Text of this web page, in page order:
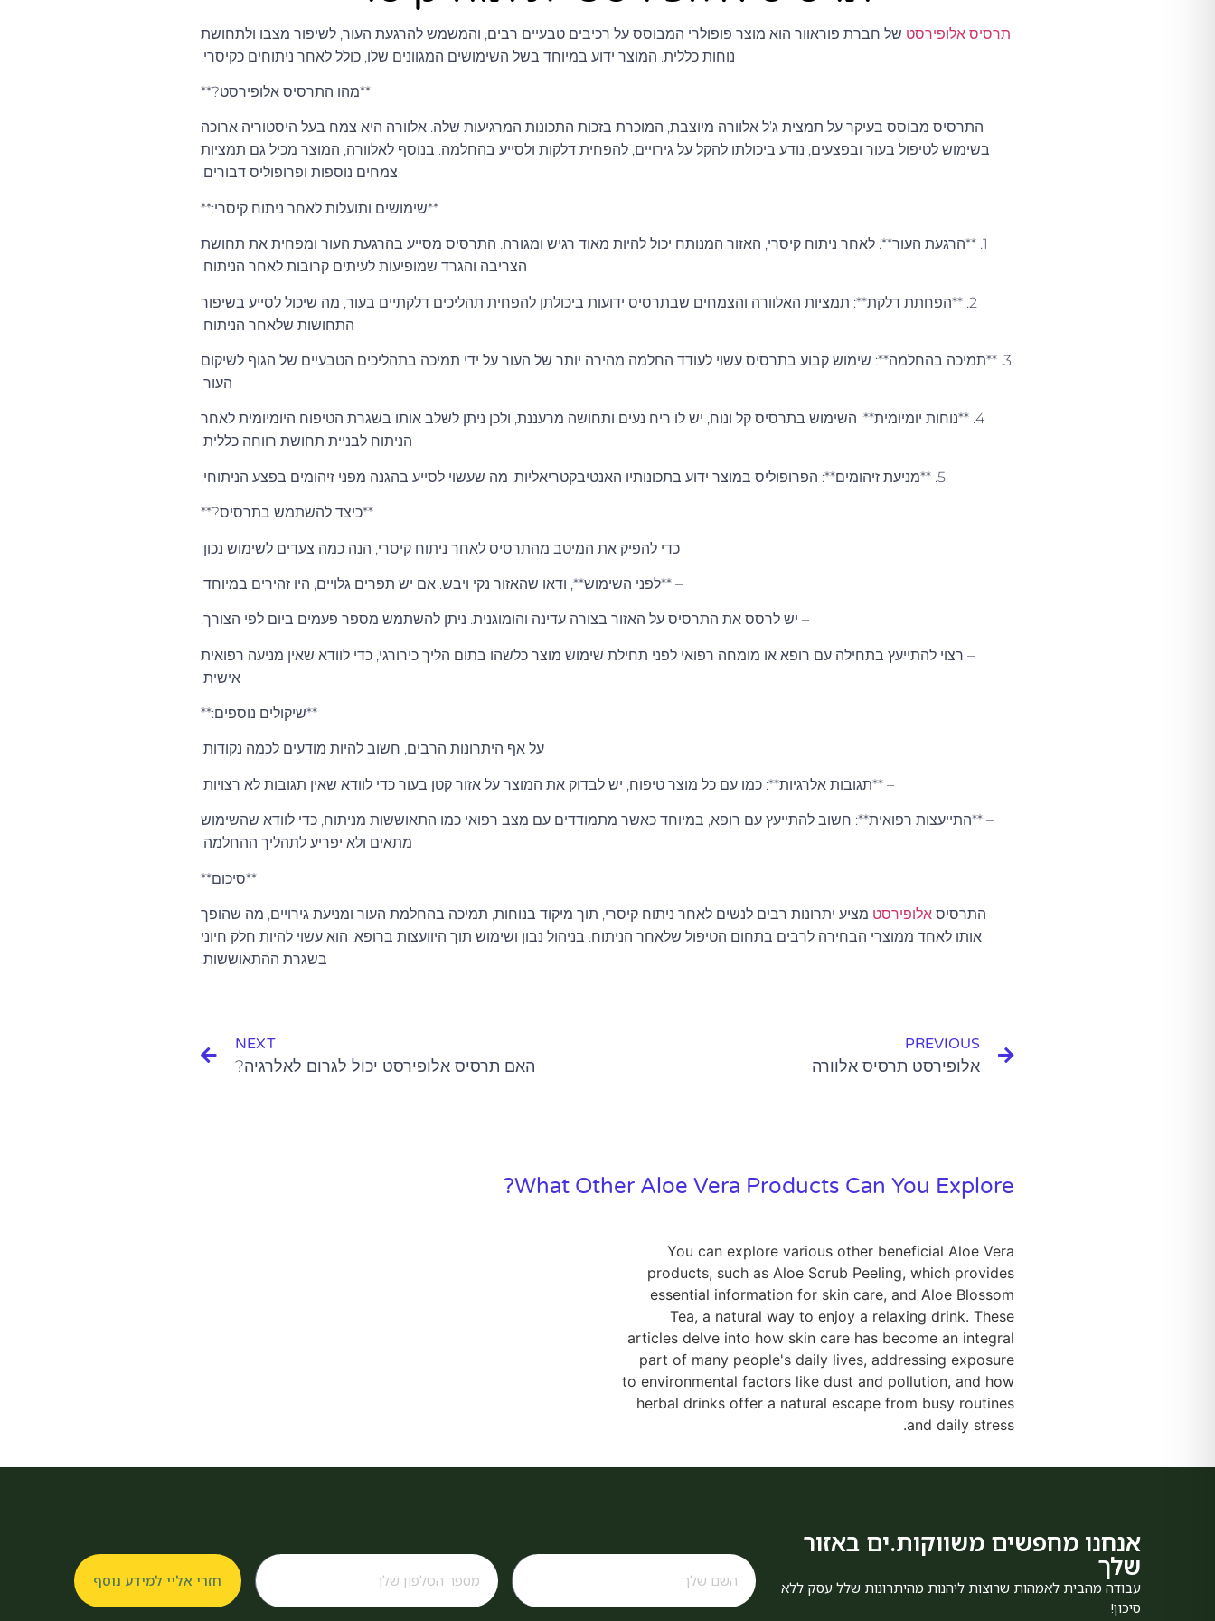
תרסיס אלופירסט של חברת פוראוור הוא מוצר פופולרי המבוסס על רכיבים טבעיים רבים, והמשמש להרגעת העור, לשיפור מצבו ולתחושת
נוחות כללית. המוצר ידוע במיוחד בשל השימושים המגוונים שלו, כולל לאחר ניתוחים כקיסרי.
**מהו התרסיס אלופירסט?**
התרסיס מבוסס בעיקר על תמצית ג’ל אלוורה מיוצבת, המוכרת בזכות התכונות המרגיעות שלה. אלוורה היא צמח בעל היסטוריה ארוכה
בשימוש לטיפול בעור ובפצעים, נודע ביכולתו להקל על גירויים, להפחית דלקות ולסייע בהחלמה. בנוסף לאלוורה, המוצר מכיל גם תמציות
צמחים נוספות ופרופוליס דבורים.
**שימושים ותועלות לאחר ניתוח קיסרי:**
1. **הרגעת העור**: לאחר ניתוח קיסרי, האזור המנותח יכול להיות מאוד רגיש ומגורה. התרסיס מסייע בהרגעת העור ומפחית את תחושת
הצריבה והגרד שמופיעות לעיתים קרובות לאחר הניתוח.
2. **הפחתת דלקת**: תמציות האלוורה והצמחים שבתרסיס ידועות ביכולתן להפחית תהליכים דלקתיים בעור, מה שיכול לסייע בשיפור
התחושות שלאחר הניתוח.
3. **תמיכה בהחלמה**: שימוש קבוע בתרסיס עשוי לעודד החלמה מהירה יותר של העור על ידי תמיכה בתהליכים הטבעיים של הגוף לשיקום
העור.
4. **נוחות יומיומית**: השימוש בתרסיס קל ונוח, יש לו ריח נעים ותחושה מרעננת, ולכן ניתן לשלב אותו בשגרת הטיפוח היומיומית לאחר
הניתוח לבניית תחושת רווחה כללית.
5. **מניעת זיהומים**: הפרופוליס במוצר ידוע בתכונותיו האנטיבקטריאליות, מה שעשוי לסייע בהגנה מפני זיהומים בפצע הניתוחי.
**כיצד להשתמש בתרסיס?**
כדי להפיק את המיטב מהתרסיס לאחר ניתוח קיסרי, הנה כמה צעדים לשימוש נכון:
– **לפני השימוש**, ודאו שהאזור נקי ויבש. אם יש תפרים גלויים, היו זהירים במיוחד.
– יש לרסס את התרסיס על האזור בצורה עדינה והומוגנית. ניתן להשתמש מספר פעמים ביום לפי הצורך.
– רצוי להתייעץ בתחילה עם רופא או מומחה רפואי לפני תחילת שימוש מוצר כלשהו בתום הליך כירורגי, כדי לוודא שאין מניעה רפואית
אישית.
**שיקולים נוספים:**
על אף היתרונות הרבים, חשוב להיות מודעים לכמה נקודות:
– **תגובות אלרגיות**: כמו עם כל מוצר טיפוח, יש לבדוק את המוצר על אזור קטן בעור כדי לוודא שאין תגובות לא רצויות.
– **התייעצות רפואית**: חשוב להתייעץ עם רופא, במיוחד כאשר מתמודדים עם מצב רפואי כמו התאוששות מניתוח, כדי לוודא שהשימוש
מתאים ולא יפריע לתהליך ההחלמה.
**סיכום**
התרסיס אלופירסט מציע יתרונות רבים לנשים לאחר ניתוח קיסרי, תוך מיקוד בנוחות, תמיכה בהחלמת העור ומניעת גירויים, מה שהופך
אותו לאחד ממוצרי הבחירה לרבים בתחום הטיפול שלאחר הניתוח. בניהול נבון ושימוש תוך היוועצות ברופא, הוא עשוי להיות חלק חיוני
בשגרת ההתאוששות.
PREVIOUS
אלופירסט תרסיס אלוורה
NEXT
האם תרסיס אלופירסט יכול לגרום לאלרגיה?
What Other Aloe Vera Products Can You Explore?
You can explore various other beneficial Aloe Vera
products, such as Aloe Scrub Peeling, which provides
essential information for skin care, and Aloe Blossom
Tea, a natural way to enjoy a relaxing drink. These
articles delve into how skin care has become an integral
part of many people's daily lives, addressing exposure
to environmental factors like dust and pollution, and how
herbal drinks offer a natural escape from busy routines
and daily stress.
אנחנו מחפשים משווקות.ים באזור
שלך
עבודה מהבית לאמהות שרוצות ליהנות מהיתרונות שלל עסק ללא
סיכון!
חזרי אליי למידע נוסף